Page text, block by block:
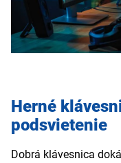
Herné
podsvietenie
Dobrá klávesnica